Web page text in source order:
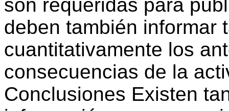
son requeridas para
deben también informar
cuantitativamente los
consecuencias de la
Conclusiones Existen